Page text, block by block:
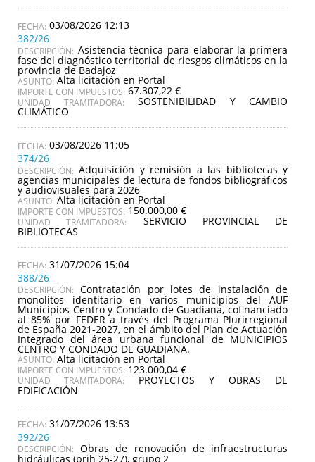
03/08/2026 12:13
382/26
DESCRIPCIÓN: Asistencia técnica para elaborar la primera
fase del diagnóstico territorial de riesgos climáticos en la
provincia de Badajoz
ASUNTO: Alta licitación en Portal
IMPORTE CON IMPUESTOS: 67.307,22 €
UNIDAD TRAMITADORA: SOSTENIBILIDAD Y CAMBIO
CLIMÁTICO
03/08/2026 11:05
374/26
DESCRIPCIÓN: Adquisición y remisión a las bibliotecas y
agencias municipales de lectura de fondos bibliográficos
y audiovisuales para 2026
ASUNTO: Alta licitación en Portal
IMPORTE CON IMPUESTOS: 150.000,00 €
UNIDAD TRAMITADORA: SERVICIO PROVINCIAL DE
BIBLIOTECAS
31/07/2026 15:04
388/26
DESCRIPCIÓN: Contratación por lotes de instalación de
monolitos identitario en varios municipios del AUF
Municipios Centro y Condado de Guadiana, cofinanciado
al 85% por FEDER a través del Programa Plurirregional
de España 2021-2027, en el ámbito del Plan de Actuación
Integrado del área urbana funcional de MUNICIPIOS
CENTRO Y CONDADO DE GUADIANA.
ASUNTO: Alta licitación en Portal
IMPORTE CON IMPUESTOS: 123.000,04 €
UNIDAD TRAMITADORA: PROYECTOS Y OBRAS DE
EDIFICACIÓN
31/07/2026 13:53
392/26
DESCRIPCIÓN: Obras de renovación de infraestructuras
hidráulicas (prih 25-27), grupo 2